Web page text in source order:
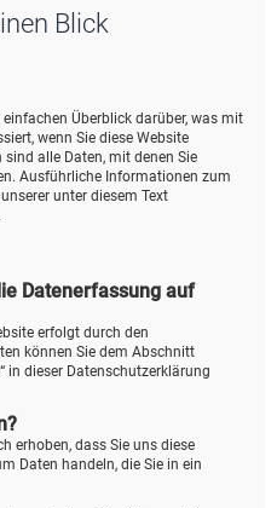
Blick
Überblick darüber, was mit
wenn Sie diese Website
sind alle Daten, mit denen Sie
Ausführliche Informationen zum
unter diesem Text
Datenerfassung auf
erfolgt durch den
können Sie dem Abschnitt
in dieser Datenschutzerklärung
erhoben, dass Sie uns diese
Daten handeln, die Sie in ein